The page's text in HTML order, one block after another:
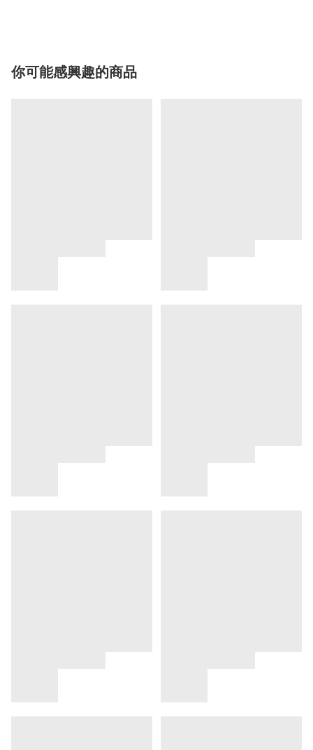
你可能感興趣的商品